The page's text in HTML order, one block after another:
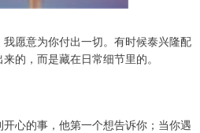
愿意为你付出一切。有时候泰兴隆配
的，而是藏在日常细节里的。
心的事，他第一个想告诉你；当你遇